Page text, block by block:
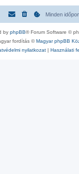
Minden
by phpBB® Forum Software ©
fordítás ©Magyar phpBB
nyilatkozat| Használati